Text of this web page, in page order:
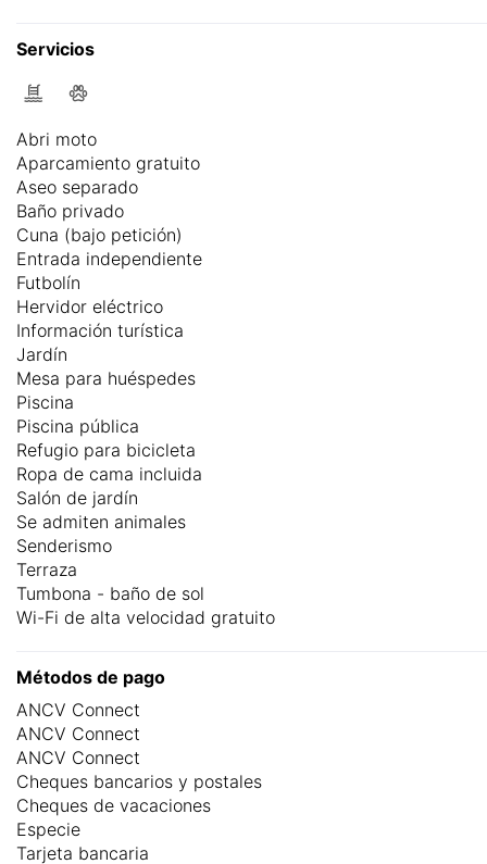
Servicios
Abri moto
Aparcamiento gratuito
Aseo separado
Baño privado
Cuna (bajo petición)
Entrada independiente
Futbolín
Hervidor eléctrico
Información turística
Jardín
Mesa para huéspedes
Piscina
Piscina pública
Refugio para bicicleta
Ropa de cama incluida
Salón de jardín
Se admiten animales
Senderismo
Terraza
Tumbona - baño de sol
Wi-Fi de alta velocidad gratuito
Métodos de pago
ANCV Connect
ANCV Connect
ANCV Connect
Cheques bancarios y postales
Cheques de vacaciones
Especie
Tarjeta bancaria